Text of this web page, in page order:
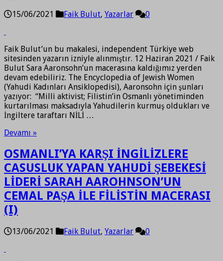
15/06/2021 Faik Bulut, Yazarlar 0
Faik Bulut’un bu makalesi, independent Türkiye web
sitesinden yazarın izniyle alınmıştır. 12 Haziran 2021 / Faik
Bulut Sara Aaronsohn’un macerasına kaldığımız yerden
devam edebiliriz. The Encyclopedia of Jewish Women
(Yahudi Kadınları Ansiklopedisi), Aaronsohn için şunları
yazıyor: “Milli aktivist; Filistin’in Osmanlı yönetiminden
kurtarılması maksadıyla Yahudilerin kurmuş oldukları ve
İngiltere taraftarı NİLİ …
Devamı »
OSMANLI’YA KARŞI İNGİLİZLERE
CASUSLUK YAPAN YAHUDİ ŞEBEKESİ
LİDERİ SARAH AAROHNSON’UN
CEMAL PAŞA İLE FİLİSTİN MACERASI
(I)
13/06/2021 Faik Bulut, Yazarlar 0